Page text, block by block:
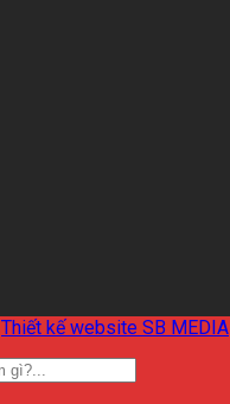
Thiết kế website SB MEDIA